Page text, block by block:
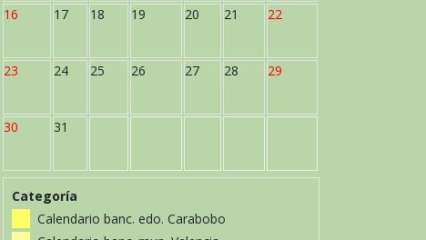
16 17 18 19 20 21 22
23 24 25 26 27 28 29
30 31
Categoría
Calendario banc. edo. Carabobo